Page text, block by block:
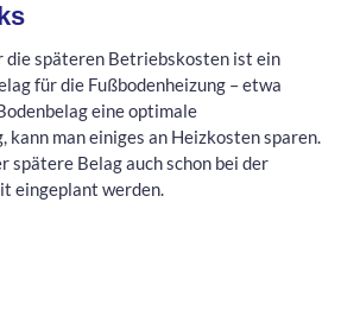
die späteren Betriebskosten ist ein
für die Fußbodenheizung – etwa
eine optimale
kann man einiges an Heizkosten sparen.
spätere Belag auch schon bei der
eingeplant werden.